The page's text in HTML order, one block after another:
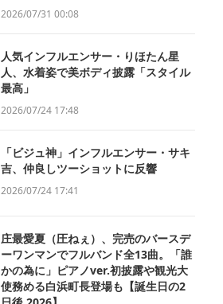
2026/07/31 00:08
人気インフルエンサー・りほたん星
人、水着姿で美ボディ披露「スタイル
最高」
2026/07/24 17:48
「ビジュ神」インフルエンサー・サキ
吉、仲良しツーショットに反響
2026/07/24 17:41
庄最愛夏（圧ねぇ）、完売のバースデ
ーワンマンでフルバンド全13曲。「誰
かの為に」ピアノver.初披露や観光大
使務める白浜町長登場も【誕生日の2